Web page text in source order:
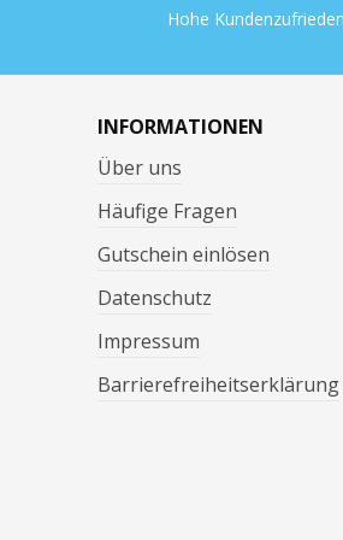
Hohe
INFORMATIONEN
Über uns
Häufige Fragen
Gutschein einlösen
Datenschutz
Impressum
Barrierefreiheitserklärung